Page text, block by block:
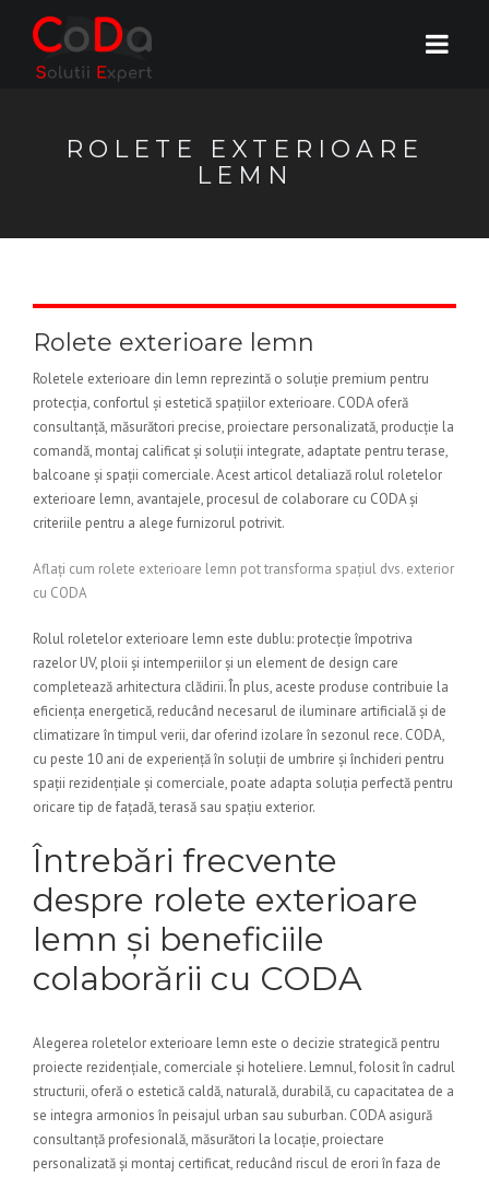
ROLETE EXTERIOARE
LEMN
Rolete exterioare lemn
Roletele exterioare din lemn reprezintă o soluție premium pentru
protecția, confortul și estetică spațiilor exterioare. CODA oferă
consultanță, măsurători precise, proiectare personalizată, producție la
comandă, montaj calificat și soluții integrate, adaptate pentru terase,
balcoane și spații comerciale. Acest articol detaliază rolul roletelor
exterioare lemn, avantajele, procesul de colaborare cu CODA și
criteriile pentru a alege furnizorul potrivit.
Aflați cum rolete exterioare lemn pot transforma spațiul dvs. exterior
cu CODA
Rolul roletelor exterioare lemn este dublu: protecție împotriva
razelor UV, ploii și intemperiilor și un element de design care
completează arhitectura clădirii. În plus, aceste produse contribuie la
eficiența energetică, reducând necesarul de iluminare artificială și de
climatizare în timpul verii, dar oferind izolare în sezonul rece. CODA,
cu peste 10 ani de experiență în soluții de umbrire și închideri pentru
spații rezidențiale și comerciale, poate adapta soluția perfectă pentru
oricare tip de fațadă, terasă sau spațiu exterior.
Întrebări frecvente
despre rolete exterioare
lemn și beneficiile
colaborării cu CODA
Alegerea roletelor exterioare lemn este o decizie strategică pentru
proiecte rezidențiale, comerciale și hoteliere. Lemnul, folosit în cadrul
structurii, oferă o estetică caldă, naturală, durabilă, cu capacitatea de a
se integra armonios în peisajul urban sau suburban. CODA asigură
consultanță profesională, măsurători la locație, proiectare
personalizată și montaj certificat, reducând riscul de erori în faza de